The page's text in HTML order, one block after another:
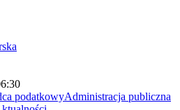
podatkowyAdministracja publiczna